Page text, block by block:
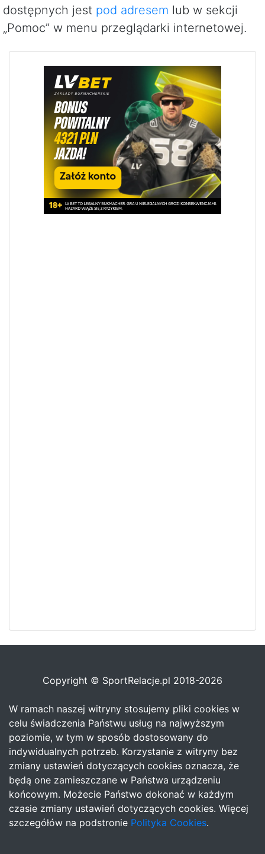
dostępnych jest pod adresem lub w sekcji
„Pomoc” w menu przeglądarki internetowej.
Copyright © SportRelacje.pl 2018-2026
W ramach naszej witryny stosujemy pliki cookies w
celu świadczenia Państwu usług na najwyższym
poziomie, w tym w sposób dostosowany do
indywidualnych potrzeb. Korzystanie z witryny bez
zmiany ustawień dotyczących cookies oznacza, że
będą one zamieszczane w Państwa urządzeniu
końcowym. Możecie Państwo dokonać w każdym
czasie zmiany ustawień dotyczących cookies. Więcej
szczegółów na podstronie Polityka Cookies.